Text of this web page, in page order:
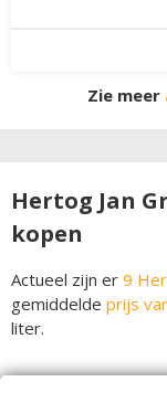
Zie meer
Hertog Jan
kopen
Actueel zijn er 9
gemiddelde prijs
liter.